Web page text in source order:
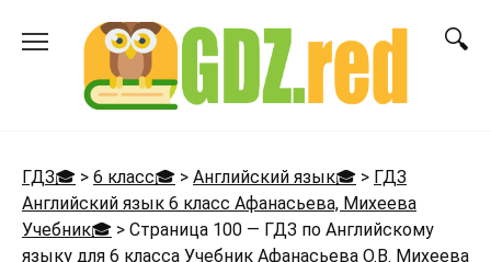
ГДЗ🎓 > 6 класс🎓 > Английский язык🎓 > ГДЗ
Английский язык 6 класс Афанасьева, Михеева
Учебник🎓 > Страница 100 — ГДЗ по Английскому
языку для 6 класса Учебник Афанасьева О.В. Михеева